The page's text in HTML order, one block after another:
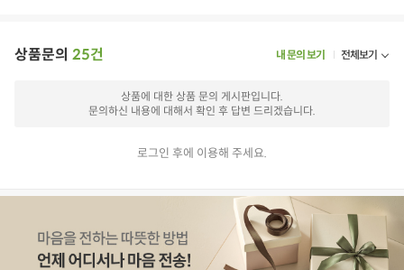
상품문의 25건 내 문의 보기 전체보기
상품에 대한 상품 문의 게시판입니다.
문의하신 내용에 대해서 확인 후 답변 드리겠습니다.
로그인 후에 이용해 주세요.